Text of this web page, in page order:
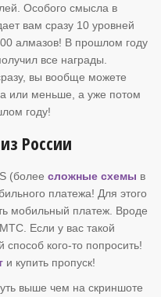
Особого смысла в
вам сразу 10 уровней
алмазов! В прошлом году
все награды.
вы вообще можете
или меньше, а уже потом
году!
России
(болеесложные схемы в
платежа! Для этого
мобильный платеж. Вроде
Если у вас такой
кого-то попросить!
и купить пропуск!
выше чем на скриншоте